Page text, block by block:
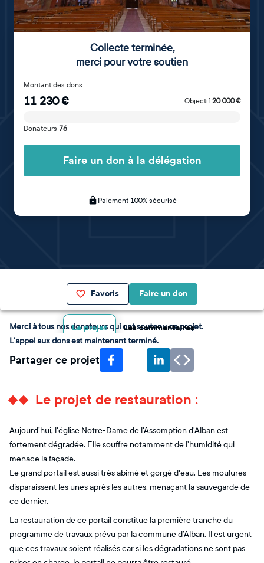
Collecte terminée,
merci pour votre soutien
Montant des dons
11 230€ Objectif 20 000€
Donateurs 76
Faire un don à la délégation
Paiement 100% sécurisé
Favoris Faire un don
Le projet Les commentaires
Merci à tous nos donateurs qui ont soutenu ce projet.
L'appel aux dons est maintenant terminé.
Partager ce projet
Le projet de restauration :
Aujourd’hui, l'église Notre-Dame de l'Assomption d'Alban est
fortement dégradée. Elle souffre notamment de l’humidité qui
menace la façade.
Le grand portail est aussi très abimé et gorgé d'eau. Les moulures
disparaissent les unes après les autres, menaçant la sauvegarde de
ce dernier.
La restauration de ce portail constitue la première tranche du
programme de travaux prévu par la commune d’Alban. Il est urgent
que ces travaux soient réalisés car si les dégradations ne sont pas